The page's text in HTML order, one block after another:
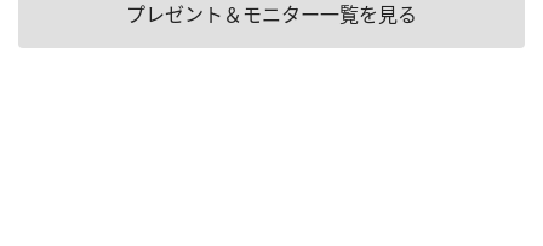
プレゼント＆モニター一覧を見る